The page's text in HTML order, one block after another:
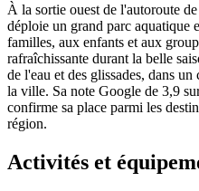
À la sortie ouest de l'autoroute
déploie un grand parc
familles, aux enfants et aux
rafraîchissante durant la belle
de l'eau et des glissades, dans
la ville. Sa note Google de 3,9
confirme sa place parmi les
région.
Activités et